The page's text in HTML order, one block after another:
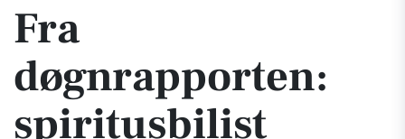
Fra
døgnrapporten:
spiritusbilist